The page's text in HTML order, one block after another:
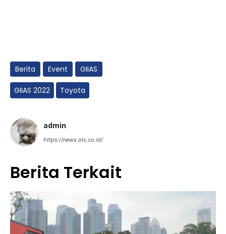
Berita Event GIIAS
GIIAS 2022 Toyota
admin
https://news.olx.co.id/
Berita Terkait